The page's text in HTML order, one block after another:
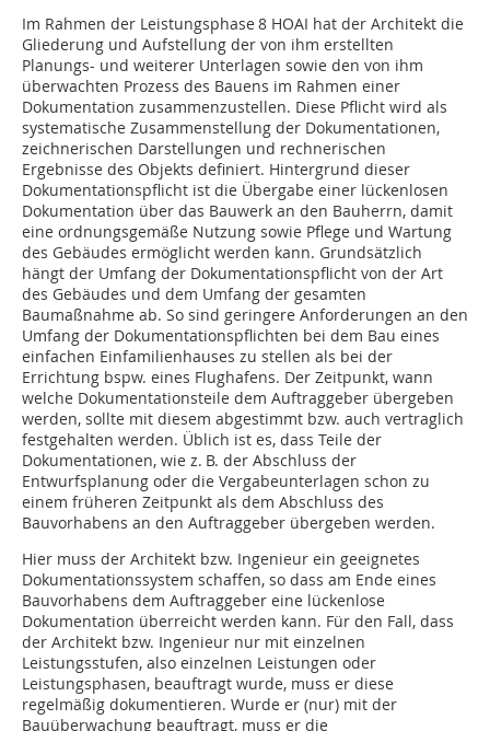
Im Rahmen der Leistungsphase 8 HOAI hat der Architekt die
Gliederung und Aufstellung der von ihm erstellten
Planungs- und weiterer Unterlagen sowie den von ihm
überwachten Prozess des Bauens im Rahmen einer
Dokumentation zusammenzustellen. Diese Pflicht wird als
systematische Zusammenstellung der Dokumentationen,
zeichnerischen Darstellungen und rechnerischen
Ergebnisse des Objekts definiert. Hintergrund dieser
Dokumentationspflicht ist die Übergabe einer lückenlosen
Dokumentation über das Bauwerk an den Bauherrn, damit
eine ordnungsgemäße Nutzung sowie Pflege und Wartung
des Gebäudes ermöglicht werden kann. Grundsätzlich
hängt der Umfang der Dokumentationspflicht von der Art
des Gebäudes und dem Umfang der gesamten
Baumaßnahme ab. So sind geringere Anforderungen an den
Umfang der Dokumentationspflichten bei dem Bau eines
einfachen Einfamilienhauses zu stellen als bei der
Errichtung bspw. eines Flughafens. Der Zeitpunkt, wann
welche Dokumentationsteile dem Auftraggeber übergeben
werden, sollte mit diesem abgestimmt bzw. auch vertraglich
festgehalten werden. Üblich ist es, dass Teile der
Dokumentationen, wie z. B. der Abschluss der
Entwurfsplanung oder die Vergabeunterlagen schon zu
einem früheren Zeitpunkt als dem Abschluss des
Bauvorhabens an den Auftraggeber übergeben werden.
Hier muss der Architekt bzw. Ingenieur ein geeignetes
Dokumentationssystem schaffen, so dass am Ende eines
Bauvorhabens dem Auftraggeber eine lückenlose
Dokumentation überreicht werden kann. Für den Fall, dass
der Architekt bzw. Ingenieur nur mit einzelnen
Leistungsstufen, also einzelnen Leistungen oder
Leistungsphasen, beauftragt wurde, muss er diese
regelmäßig dokumentieren. Wurde er (nur) mit der
Bauüberwachung beauftragt, muss er die